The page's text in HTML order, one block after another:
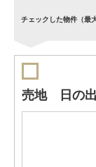
チェックした物件（最
売地 日の